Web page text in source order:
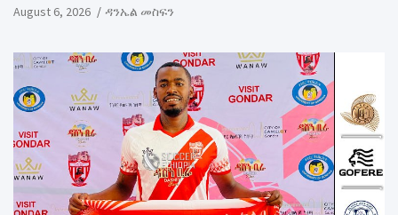
August 6, 2026 ዳንኤል መስፍን